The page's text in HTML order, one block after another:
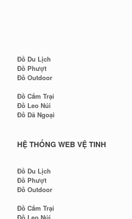
Đồ Du Lịch
Đồ Phượt
Đồ Outdoor
Đồ Cắm Trại
Đồ Leo Núi
Đồ Dã Ngoại
HỆ THỐNG WEB VỆ TINH
Đồ Du Lịch
Đồ Phượt
Đồ Outdoor
Đồ Cắm Trại